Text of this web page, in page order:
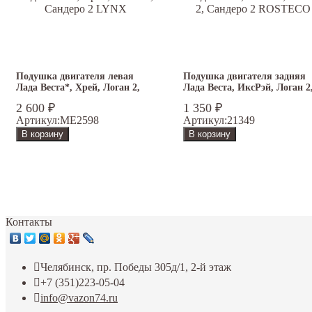
Подушка двигателя левая
Лада Веста*, Хрей, Логан 2,
2 600 ₽
Артикул:ME2598
Подушка двигателя задняя
Лада Веста, ИксРэй, Логан
1 350 ₽
Артикул:21349
Контакты
Челябинск, пр. Победы 305д/1, 2-й этаж
+7 (351)223-05-04
info@vazon74.ru